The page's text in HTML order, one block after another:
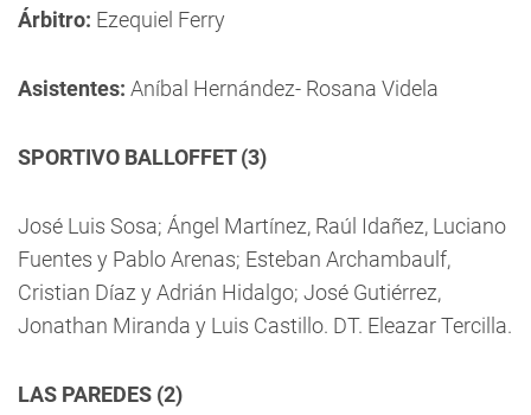
Árbitro: Ezequiel Ferry
Asistentes: Aníbal Hernández- Rosana Videla
SPORTIVO BALLOFFET (3)
José Luis Sosa; Ángel Martínez, Raúl Idañez, Luciano
Fuentes y Pablo Arenas; Esteban Archambaulf,
Cristian Díaz y Adrián Hidalgo; José Gutiérrez,
Jonathan Miranda y Luis Castillo. DT. Eleazar Tercilla.
LAS PAREDES (2)